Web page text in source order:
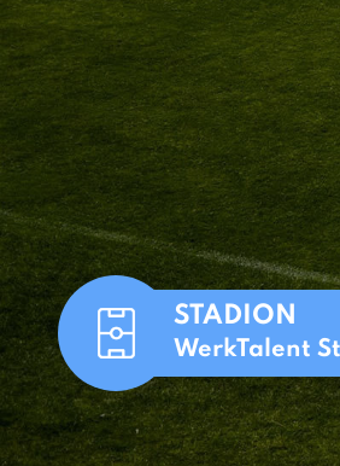
STADION
WerkTalent